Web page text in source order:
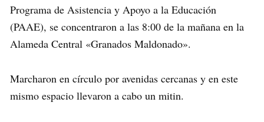
Programa de Asistencia y Apoyo a la Educación
(PAAE), se concentraron a las 8:00 de la mañana en la
Alameda Central «Granados Maldonado».
Marcharon en círculo por avenidas cercanas y en este
mismo espacio llevaron a cabo un mitin.